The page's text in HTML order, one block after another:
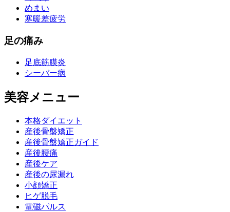
めまい
寒暖差疲労
足の痛み
足底筋膜炎
シーバー病
美容メニュー
本格ダイエット
産後骨盤矯正
産後骨盤矯正ガイド
産後腰痛
産後ケア
産後の尿漏れ
小顔矯正
ヒゲ脱毛
電磁パルス